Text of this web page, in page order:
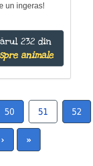
un ingeras!
232 din
animale
50 51 52
› »